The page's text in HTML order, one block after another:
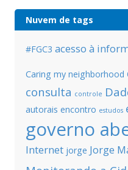
Nuvem de tags
#FGC3 acesso à
Caring my neighborhood
consulta controle
autorais encontro estudos
governo
Internet jorge Jorge